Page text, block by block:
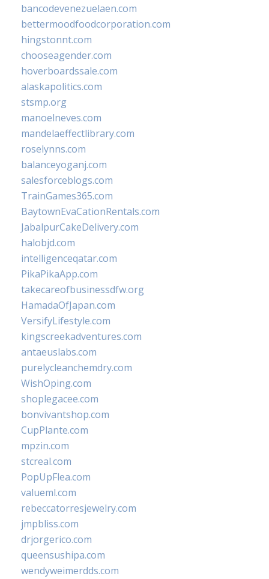
bancodevenezuelaen.com
bettermoodfoodcorporation.com
hingstonnt.com
chooseagender.com
hoverboardssale.com
alaskapolitics.com
stsmp.org
manoelneves.com
mandelaeffectlibrary.com
roselynns.com
balanceyoganj.com
salesforceblogs.com
TrainGames365.com
BaytownEvaCationRentals.com
JabalpurCakeDelivery.com
halobjd.com
intelligenceqatar.com
PikaPikaApp.com
takecareofbusinessdfw.org
HamadaOfJapan.com
VersifyLifestyle.com
kingscreekadventures.com
antaeuslabs.com
purelycleanchemdry.com
WishOping.com
shoplegacee.com
bonvivantshop.com
CupPlante.com
mpzin.com
stcreal.com
PopUpFlea.com
valueml.com
rebeccatorresjewelry.com
jmpbliss.com
drjorgerico.com
queensushipa.com
wendyweimerdds.com